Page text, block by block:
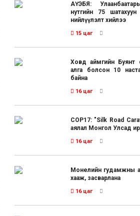
АҮЭБЯ:
нутгийн 75 шатахуун
нийлүүлэлт хийлээ
15 цаг
Ховд аймгийн Буянт
алга болсон 10
байна
16 цаг
COP17: "Silk Road
аялал Монгол Улсад
16 цаг
Монелийн гудамжны
хааж, засварлана
16 цаг